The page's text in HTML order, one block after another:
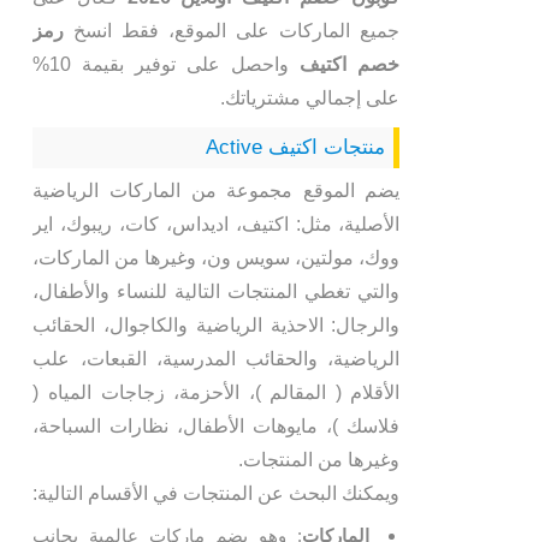
جميع الماركات على الموقع، فقط انسخ رمز
خصم اكتيف
واحصل على توفير بقيمة 10%
على إجمالي مشترياتك.
منتجات اكتيف Active
يضم الموقع مجموعة من الماركات الرياضية
الأصلية، مثل: اكتيف، اديداس، كات، ريبوك، اير
ووك، مولتين، سويس ون، وغيرها من الماركات،
والتي تغطي المنتجات التالية للنساء والأطفال،
والرجال: الاحذية الرياضية والكاجوال، الحقائب
الرياضية، والحقائب المدرسية، القبعات، علب
الأقلام ( المقالم )، الأحزمة، زجاجات المياه (
فلاسك )، مايوهات الأطفال، نظارات السباحة،
وغيرها من المنتجات.
ويمكنك البحث عن المنتجات في الأقسام التالية:
الماركات: وهو يضم ماركات عالمية بجانب